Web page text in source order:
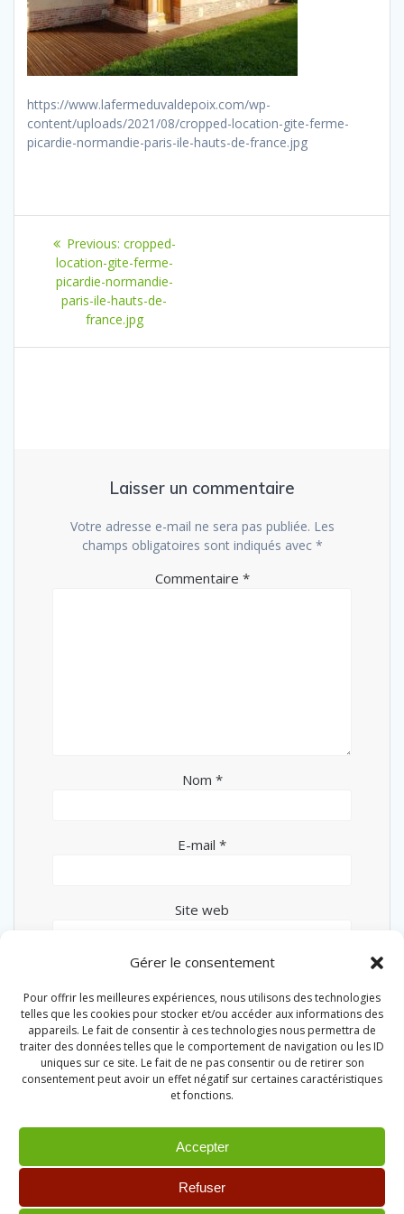
Gérer le consentement
Pour offrir les meilleures expériences, nous utilisons des technologies
telles que les cookies pour stocker et/ou accéder aux informations des
appareils. Le fait de consentir à ces technologies nous permettra de
traiter des données telles que le comportement de navigation ou les ID
uniques sur ce site. Le fait de ne pas consentir ou de retirer son
consentement peut avoir un effet négatif sur certaines caractéristiques
et fonctions.
Accepter
Refuser
https://www.lafermeduvaldepoix.com/wp-
content/uploads/2021/08/cropped-location-gite-ferme-
picardie-normandie-paris-ile-hauts-de-france.jpg
Navigation
l’article
Previous: Previous
post:
cropped-
location-gite-ferme-
picardie-normandie-
paris-ile-hauts-de-
france.jpg
Laisser un commentaire
Votre adresse e-mail ne sera pas publiée. Les
champs obligatoires sont indiqués avec *
Commentaire *
Nom *
E-mail *
Site web